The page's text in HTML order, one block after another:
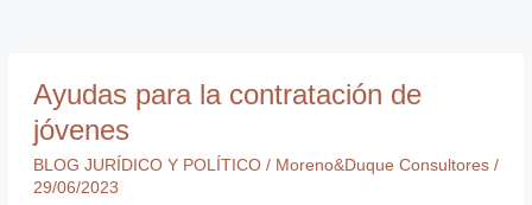
Ayudas para la contratación de
jóvenes
BLOG JURÍDICO Y POLÍTICO/ Moreno&Duque Consultores /
29/06/2023
para
la
contratación
de
jóvenes